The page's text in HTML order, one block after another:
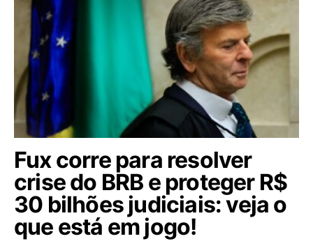
Fux corre para resolver
crise do BRB e proteger R$
30 bilhões judiciais: veja o
que está em jogo!